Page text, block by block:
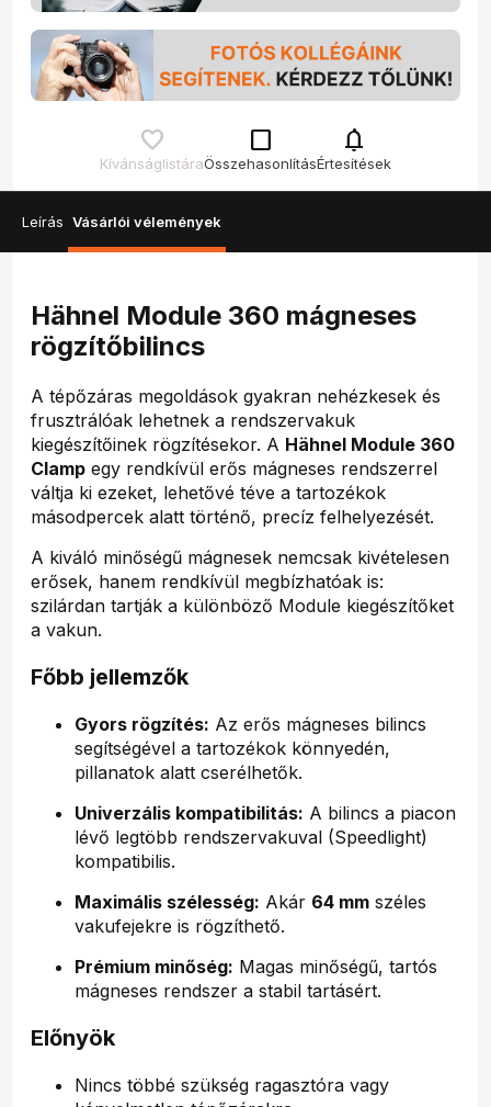
Kívánságlistára
check_box_outline_blank
Összehasonlítás
notifications
Értesítések
Leírás Vásárlói vélemények
Hähnel Module 360 mágneses
rögzítőbilincs
A tépőzáras megoldások gyakran nehézkesek és
frusztrálóak lehetnek a rendszervakuk
kiegészítőinek rögzítésekor. A Hähnel Module 360
Clamp egy rendkívül erős mágneses rendszerrel
váltja ki ezeket, lehetővé téve a tartozékok
másodpercek alatt történő, precíz felhelyezését.
A kiváló minőségű mágnesek nemcsak kivételesen
erősek, hanem rendkívül megbízhatóak is:
szilárdan tartják a különböző Module kiegészítőket
a vakun.
Főbb jellemzők
Gyors rögzítés: Az erős mágneses bilincs
segítségével a tartozékok könnyedén,
pillanatok alatt cserélhetők.
Univerzális kompatibilitás: A bilincs a piacon
lévő legtöbb rendszervakuval (Speedlight)
kompatibilis.
Maximális szélesség: Akár 64 mm széles
vakufejekre is rögzíthető.
Prémium minőség: Magas minőségű, tartós
mágneses rendszer a stabil tartásért.
Előnyök
Nincs többé szükség ragasztóra vagy